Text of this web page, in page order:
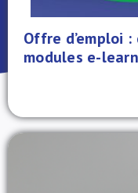
À propos de nous
Offre d’emploi
modules e-